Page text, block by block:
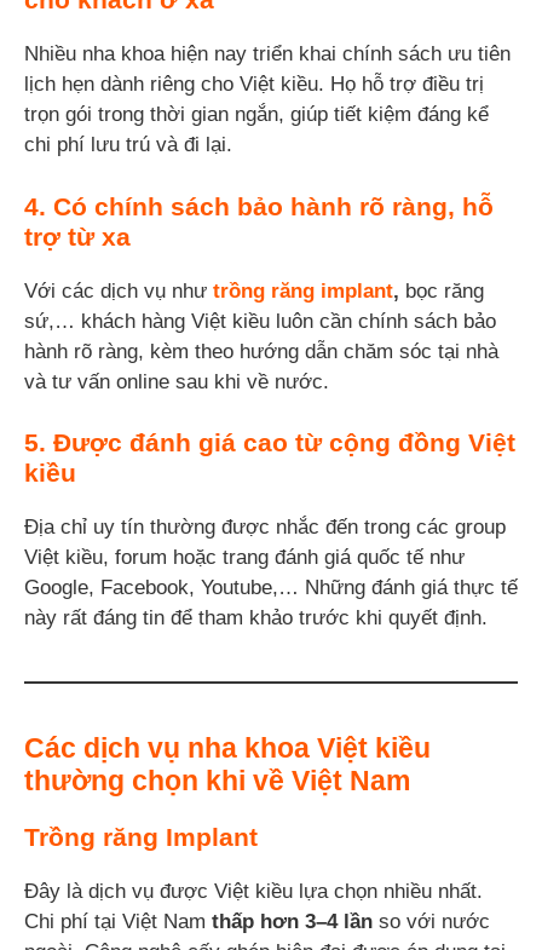
Nhiều nha khoa hiện nay triển khai chính sách ưu tiên
lịch hẹn dành riêng cho Việt kiều. Họ hỗ trợ điều trị
trọn gói trong thời gian ngắn, giúp tiết kiệm đáng kể
chi phí lưu trú và đi lại.
4. Có chính sách bảo hành rõ ràng, hỗ
trợ từ xa
Với các dịch vụ như trồng răng implant, bọc răng
sứ,… khách hàng Việt kiều luôn cần chính sách bảo
hành rõ ràng, kèm theo hướng dẫn chăm sóc tại nhà
và tư vấn online sau khi về nước.
5. Được đánh giá cao từ cộng đồng Việt
kiều
Địa chỉ uy tín thường được nhắc đến trong các group
Việt kiều, forum hoặc trang đánh giá quốc tế như
Google, Facebook, Youtube,… Những đánh giá thực tế
này rất đáng tin để tham khảo trước khi quyết định.
Các dịch vụ nha khoa Việt kiều
thường chọn khi về Việt Nam
Trồng răng Implant
Đây là dịch vụ được Việt kiều lựa chọn nhiều nhất.
Chi phí tại Việt Nam thấp hơn 3–4 lần so với nước